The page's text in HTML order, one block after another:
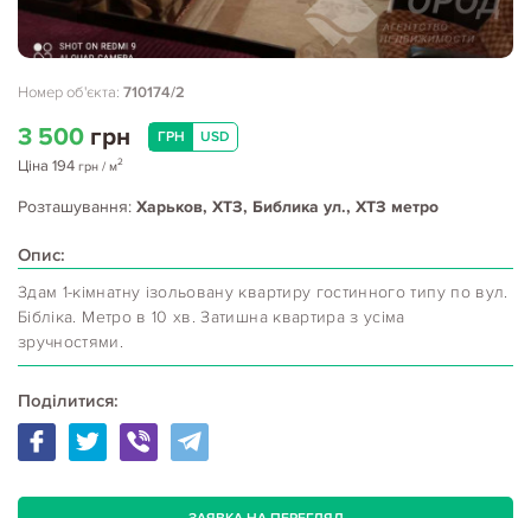
Номер об'єкта: 710174/2
3 500 грн ГРН USD
Ціна 194 грн / м2
Розташування: Харьков, ХТЗ, Библика ул., ХТЗ метро
Опис:
Здам 1-кімнатну ізольовану квартиру гостинного типу по вул.
Бібліка. Метро в 10 хв. Затишна квартира з усіма
зручностями.
Поділитися: